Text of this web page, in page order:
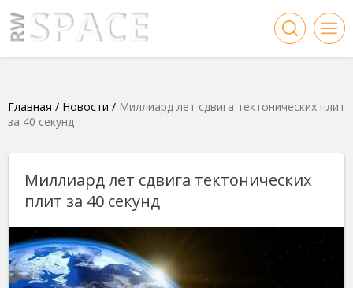
Главная / Новости / Миллиард лет сдвига тектонических плит
за 40 секунд
Миллиард лет сдвига тектонических
плит за 40 секунд